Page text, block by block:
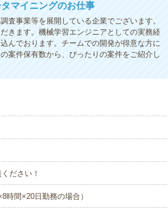
マイニングのお仕事
査事業等を展開している企業でございます。
きます。機械学習エンジニアとしての実務経
んでおります。チームでの開発が得意な方に
案件保有数から、ぴったりの案件をご紹介し
ださい！
間×20日勤務の場合）